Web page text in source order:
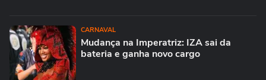
CARNAVAL
Mudança na Imperatriz: IZA sai da
bateria e ganha novo cargo